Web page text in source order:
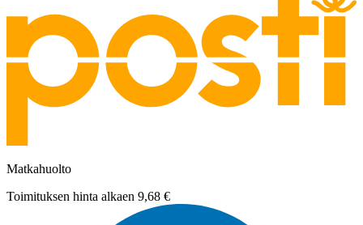
Matkahuolto
Toimituksen hinta alkaen 9,68 €